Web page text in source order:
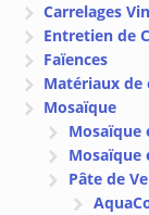
Carrelages
Entretien de
Faïences
Matériaux
Mosaïque
Mosaïque
Mosaïque
Pâte de